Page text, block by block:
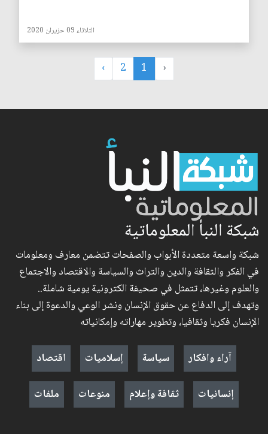
الثلاثاء 09 حزيران 2020
‹
1
2
›
شبكة النبأ المعلوماتية
شبكة واسعة متعددة الأبواب والصفحات تتضمن معارف ومعلومات
في الفكر والثقافة والدين والتراث والسياسة والاقتصاد والاجتماع
والعلوم وغيرها، تتمثل في صحيفة الكترونية يومية شاملة..
وتهدف إلى الدفاع عن حقوق الإنسان ونشر الوعي والدعوة إلى بناء
الإنسان فكريا وثقافيا، وتطوير مهاراته وإمكانياته
آراء وافكار
سياسة إسلاميات
اقتصاد
إنسانيات
ثقافة وإعلام منوعات ملفات